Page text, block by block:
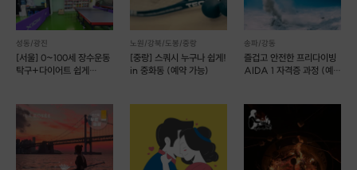
성동/광진
[서울] 0~100세 장수운동
탁구+다이어트 쉽게
노원/강북/도봉/중랑
[중랑] 스쿼시 누구나 쉽게!
in 중화동 (예약 가능)
송파/강동
즐겁고 안전한 프리다이빙
AIDA 1 자격증 과정 (예약